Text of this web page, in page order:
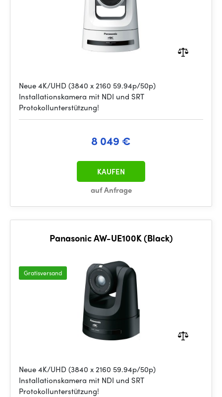
Neue 4K/UHD (3840 x 2160 59.94p/50p)
Installationskamera mit NDI und SRT
Protokollunterstützung!
8 049 €
auf Anfrage
KAUFEN
Panasonic AW-UE100K (Black)
Gratisversand
Neue 4K/UHD (3840 x 2160 59.94p/50p)
Installationskamera mit NDI und SRT
Protokollunterstützung!